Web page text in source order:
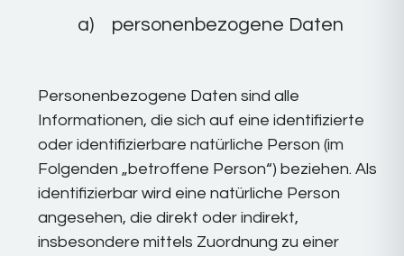
a) personenbezogene Daten
Personenbezogene Daten sind alle
Informationen, die sich auf eine identifizierte
oder identifizierbare natürliche Person (im
Folgenden „betroffene Person“) beziehen. Als
identifizierbar wird eine natürliche Person
angesehen, die direkt oder indirekt,
insbesondere mittels Zuordnung zu einer